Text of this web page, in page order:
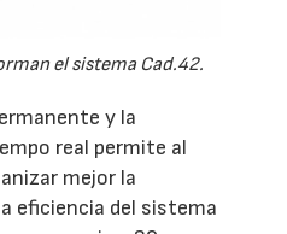
el sistema Cad.42.
y la
real permite al
mejor la
eficiencia del sistema